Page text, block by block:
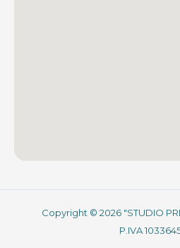
Copyright © 2026 "STUDIO
P.IVA